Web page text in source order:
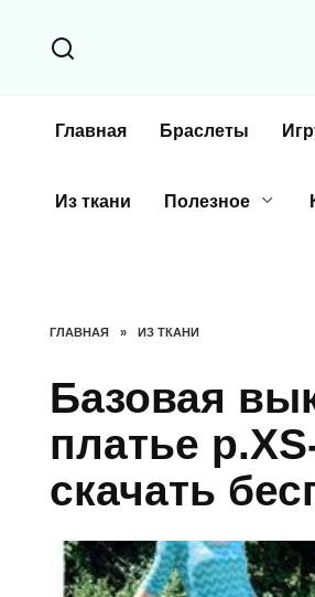
содержанию
Главная Браслеты
Из ткани Полезное
ГЛАВНАЯ » ИЗ ТКАНИ
Базовая
платье
скачать